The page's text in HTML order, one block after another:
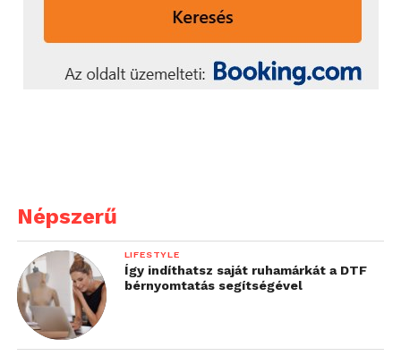
Népszerű
LIFESTYLE
Így indíthatsz saját ruhamárkát a DTF
bérnyomtatás segítségével